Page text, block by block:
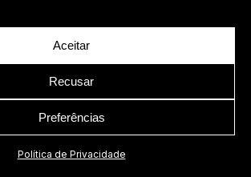
Aceitar
Recusar
Preferências
Política de Privacidade